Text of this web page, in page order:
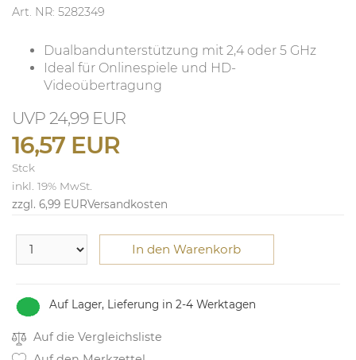
Art. NR: 5282349
Dualbandunterstützung mit 2,4 oder 5 GHz
Ideal für Onlinespiele und HD-
Videoübertragung
24,99 EUR
16,57 EUR
Stck
inkl. 19% MwSt.
zzgl. 6,99 EURVersandkosten
Auf Lager, Lieferung in 2-4 Werktagen
In den Warenkorb
Auf die Vergleichsliste